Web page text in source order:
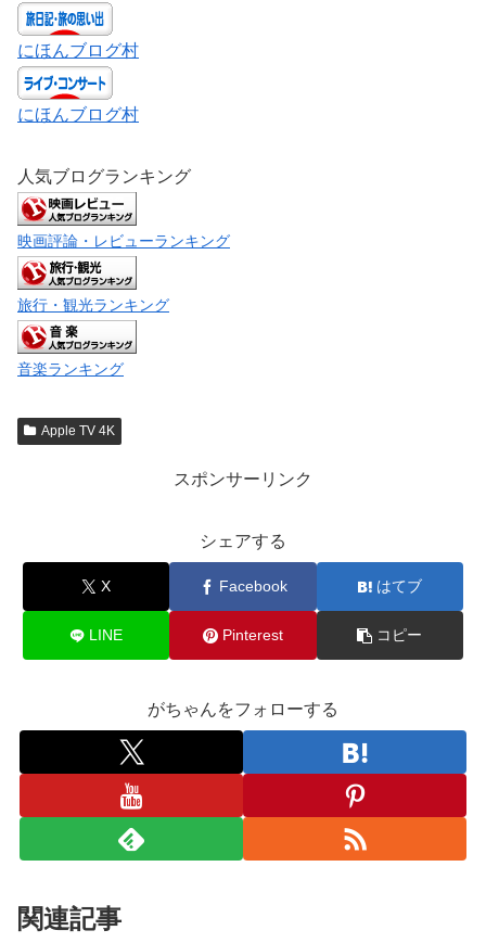
にほんブログ村
にほんブログ村
人気ブログランキング
映画評論・レビューランキング
旅行・観光ランキング
音楽ランキング
Apple TV 4K
スポンサーリンク
シェアする
X Facebook はてブ
LINE Pinterest コピー
がちゃんをフォローする
関連記事